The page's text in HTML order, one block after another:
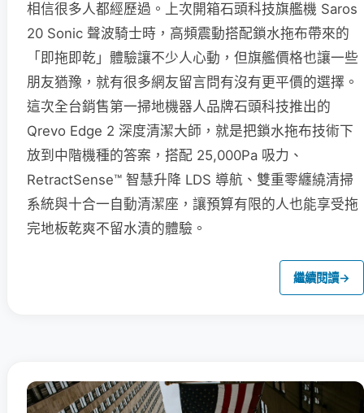
相信很多人都經歷過。上次開箱石頭科技旗艦機 Saros
20 Sonic 聲波騎士時，高頻震動搭配鎖水拖布帶來的
「即拖即乾」體驗讓不少人心動，但旗艦價格也讓一些
朋友猶豫，就有很多網友留言問有沒有更平價的選擇。
這次全台銷售第一掃地機器人品牌石頭科技推出的
Qrevo Edge 2 深度清潔大師，就是把鎖水拖布技術下
放到中階機種的答案，搭配 25,000Pa 吸力、
RetractSense™ 智慧升降 LDS 導航、雙重零纏繞清掃
系統與十合一自動清潔座，讓預算有限的人也能享受拖
完地板乾爽不留水漬的體驗。
繼續閱讀→